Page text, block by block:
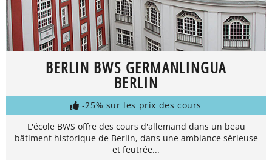
BERLIN BWS GERMANLINGUA
BERLIN
-25% sur les prix des cours
L'école BWS offre des cours d'allemand dans un beau
bâtiment historique de Berlin, dans une ambiance sérieuse
et feutrée...